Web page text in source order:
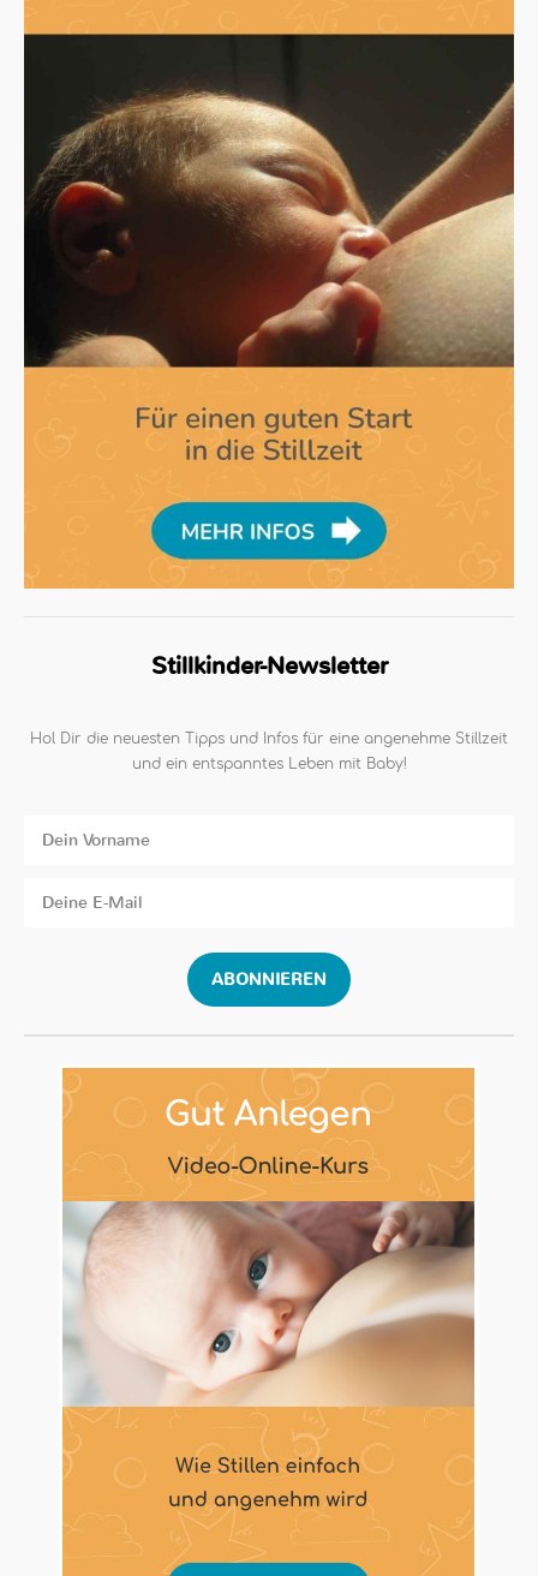
Stillkinder-Newsletter
Hol Dir die neuesten Tipps und Infos für eine angenehme Stillzeit
und ein entspanntes Leben mit Baby!
ABONNIEREN